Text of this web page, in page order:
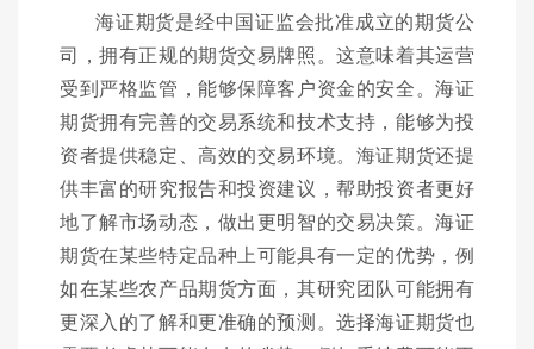
海证期货是经中国证监会批准成立的期货公
司，拥有正规的期货交易牌照。这意味着其运营
受到严格监管，能够保障客户资金的安全。海证
期货拥有完善的交易系统和技术支持，能够为投
资者提供稳定、高效的交易环境。海证期货还提
供丰富的研究报告和投资建议，帮助投资者更好
地了解市场动态，做出更明智的交易决策。海证
期货在某些特定品种上可能具有一定的优势，例
如在某些农产品期货方面，其研究团队可能拥有
更深入的了解和更准确的预测。选择海证期货也